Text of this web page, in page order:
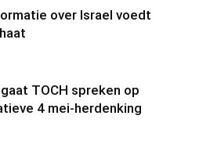
over Israel voedt
TOCH spreken op
4 mei-herdenking